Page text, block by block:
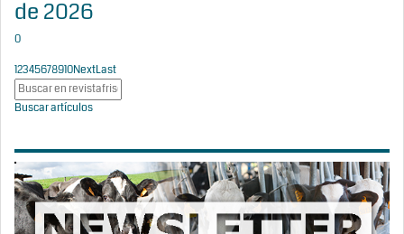
de 2026
0
12345678910NextLast
Buscar artículos